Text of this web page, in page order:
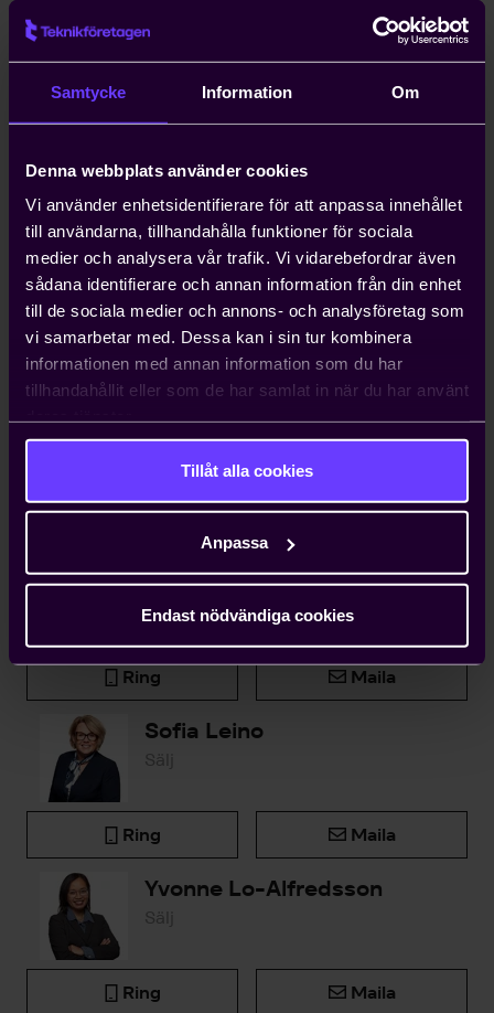
Samtycke Information Om
Denna webbplats använder cookies
Vi använder enhetsidentifierare för att anpassa innehållet
till användarna, tillhandahålla funktioner för sociala
medier och analysera vår trafik. Vi vidarebefordrar även
sådana identifierare och annan information från din enhet
till de sociala medier och annons- och analysföretag som
vi samarbetar med. Dessa kan i sin tur kombinera
informationen med annan information som du har
tillhandahållit eller som de har samlat in när du har använt
Tillåt alla cookies
Anpassa
Endast nödvändiga cookies
Kompetensförsörjning är ett växande
problem för entreprenörer, och att
anställa icke-EU-medborgare kan ta upp
Hjälp med att driva viktiga
näringspolitiska frågor
Vi bedriver påverkans- och
opinionsarbete i Sverige och EU för att
ta tillvara våra medlemmars intressen.
Genom oss har du möjlighet att påverka
beslut som du som enskilt företag i
Kontakta oss
Björn Widlert
Ring Maila
Sofia Leino
Sälj
Ring Maila
Yvonne Lo-Alfredsson
Sälj
Ring Maila